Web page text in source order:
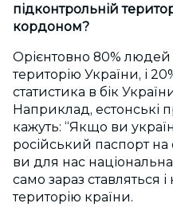
підконтрольній
кордоном?
Орієнтовно 80% людей
територію України, і
статистика в бік
Наприклад,
кажуть: “Якщо ви
російський паспорт на
ви для нас
само зараз ставляться
територію країни.